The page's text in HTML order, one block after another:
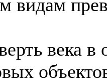
видам
века